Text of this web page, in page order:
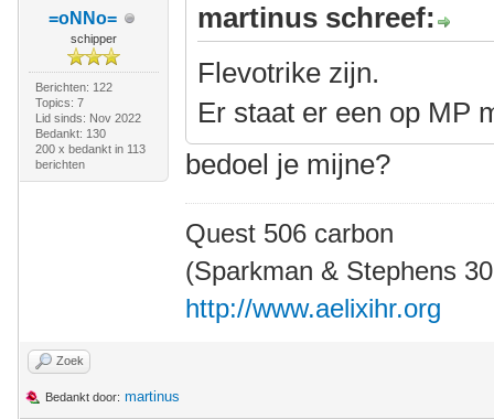
=oNNo=
schipper
Berichten: 122
Topics: 7
Lid sinds: Nov 2022
Bedankt: 130
200 x bedankt in 113
berichten
martinus schreef:
Flevotrike zijn.
Er staat er een op MP
bedoel je mijne?
Quest 506 carbon
(Sparkman & Stephens
http://www.aelixihr.org
Zoek
Bedankt door: martinus